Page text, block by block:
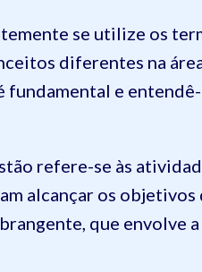
se utilize os
diferentes na
fundamental e
refere-se às
alcançar os objetivos
que envolve